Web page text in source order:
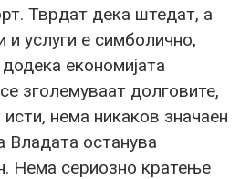
Тврдат дека штедат, а
и услуги е симболично,
економијата
зголемуваат долговите,
нема никаков значаен
Владата останува
Нема сериозно кратење